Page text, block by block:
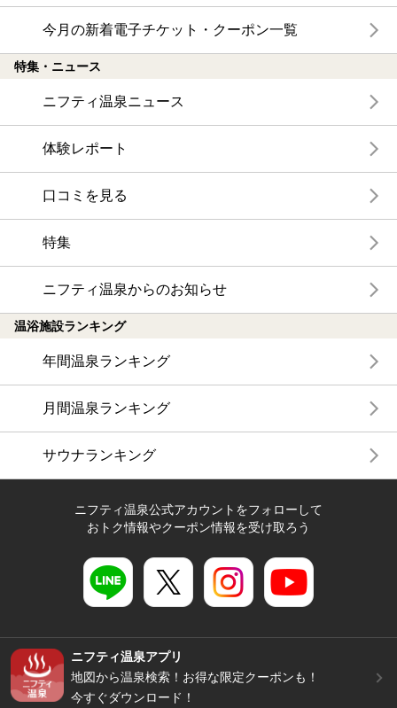
今月の新着電子チケット・クーポン一覧
特集・ニュース
ニフティ温泉ニュース
体験レポート
口コミを見る
特集
ニフティ温泉からのお知らせ
温浴施設ランキング
年間温泉ランキング
月間温泉ランキング
サウナランキング
ニフティ温泉公式アカウントをフォローして
おトク情報やクーポン情報を受け取ろう
ニフティ温泉アプリ
地図から温泉検索！お得な限定クーポンも！
今すぐダウンロード！